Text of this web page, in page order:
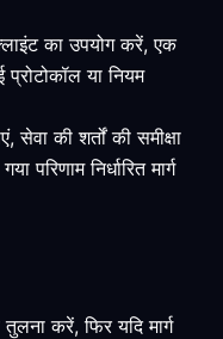
का उपयोग करें, एक
या नियम
सेवा की शर्तों की समीक्षा
परिणाम निर्धारित मार्ग
करें, फिर यदि मार्ग